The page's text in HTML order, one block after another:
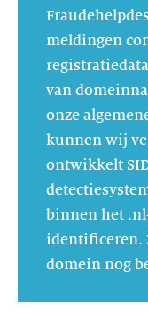
meldingen
van
onze
kunnen wij
ontwikkelt
binnen het
identificeren.
domein nog